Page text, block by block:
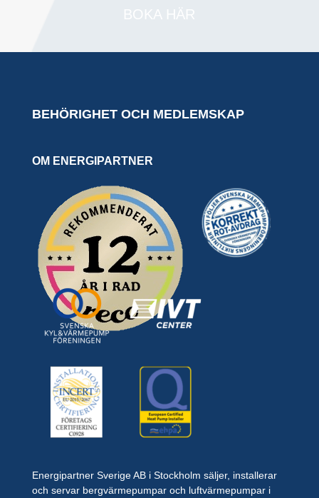
BOKA HÄR
BEHÖRIGHET OCH MEDLEMSKAP
OM ENERGIPARTNER
Energipartner Sverige AB i Stockholm säljer, installerar
och servar bergvärmepumpar och luftvärmepumpar i